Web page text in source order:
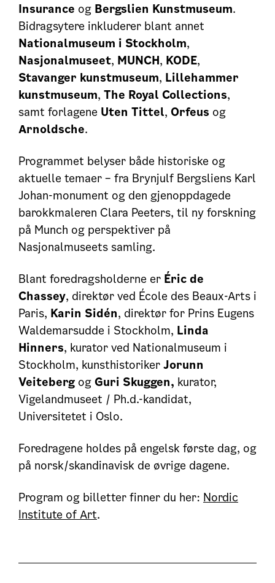
Insurance og Bergslien Kunstmuseum.
Bidragsytere inkluderer blant annet
Nationalmuseum i Stockholm,
Nasjonalmuseet, MUNCH, KODE,
Stavanger kunstmuseum, Lillehammer
kunstmuseum, The Royal Collections,
samt forlagene Uten Tittel, Orfeus og
Arnoldsche.
Programmet belyser både historiske og
aktuelle temaer – fra Brynjulf Bergsliens Karl
Johan-monument og den gjenoppdagede
barokkmaleren Clara Peeters, til ny forskning
på Munch og perspektiver på
Nasjonalmuseets samling.
Blant foredragsholderne er Éric de
Chassey, direktør ved École des Beaux-Arts i
Paris, Karin Sidén, direktør for Prins Eugens
Waldemarsudde i Stockholm, Linda
Hinners, kurator ved Nationalmuseum i
Stockholm, kunsthistoriker Jorunn
Veiteberg og Guri Skuggen, kurator,
Vigelandmuseet / Ph.d.-kandidat,
Universitetet i Oslo.
Foredragene holdes på engelsk første dag, og
på norsk/skandinavisk de øvrige dagene.
Program og billetter finner du her: Nordic
Institute of Art.